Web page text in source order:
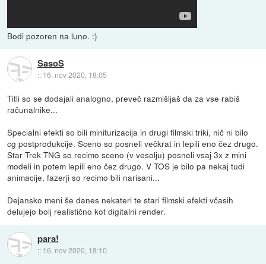
Bodi pozoren na luno. :)
SasoS
:: 16. nov 2020, 18:05
Titli so se dodajali analogno, preveč razmišljaš da za vse rabiš
računalnike...
Specialni efekti so bili miniturizacija in drugi filmski triki, nič ni bilo
cg postprodukcije. Sceno so posneli večkrat in lepili eno čez drugo.
Star Trek TNG so recimo sceno (v vesolju) posneli vsaj 3x z mini
modeli in potem lepili eno čez drugo. V TOS je bilo pa nekaj tudi
animacije, fazerji so recimo bili narisani...
Dejansko meni še danes nekateri te stari filmski efekti včasih
delujejo bolj realistično kot digitalni render.
para!
:: 16. nov 2020, 18:10